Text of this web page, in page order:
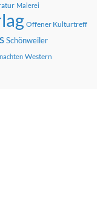
Malerei
Offener Kulturtreff
Schönweiler
Western